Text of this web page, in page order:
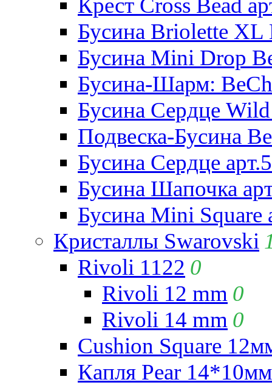
Бусина Briolette XL
Бусина Mini Drop
Бусина-Шарм:
Бусина Сердце
Подвеска-Бусина
Бусина Сердце
Бусина Шапочка
Бусина Mini Square
Кристаллы Swarovski
Rivoli 1122 0
Rivoli 12 mm 0
Rivoli 14 mm 0
Cushion Square
Капля Pear